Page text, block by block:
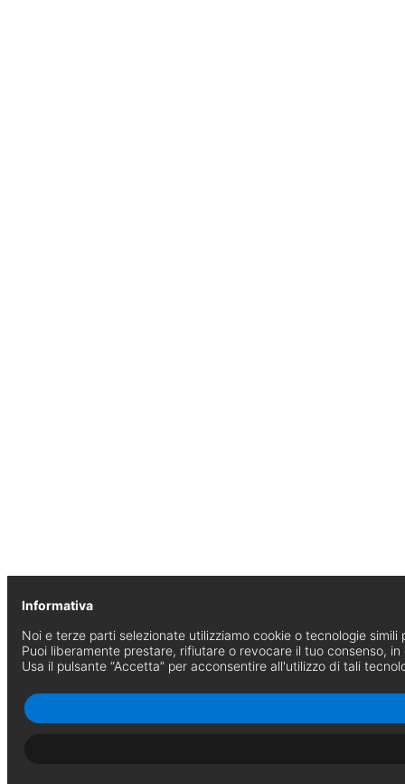
Informativa
Noi e terze parti selezionate utilizziamo cookie o tecnologie
Puoi liberamente prestare, rifiutare o revocare il tuo consenso, in
Usa il pulsante “Accetta” per acconsentire all'utilizzo di tali